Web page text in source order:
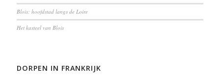
Blois: hoofdstad langs de Loire
Het kasteel van Blois
DORPEN IN FRANKRIJK